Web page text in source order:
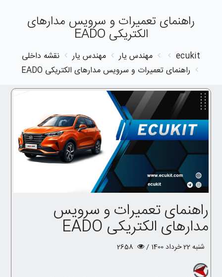
راهنمای تعمیرات و سرویس مدارهای
الکتریکی EADO
ecukit مهندس یار مهندس یار
نقشه داخلی
راهنمای تعمیرات و سرویس مدارهای الکتریکی EADO
راهنمای تعمیرات و سرویس
مدارهای الکتریکی EADO
شنبه 22 خرداد 1400 /